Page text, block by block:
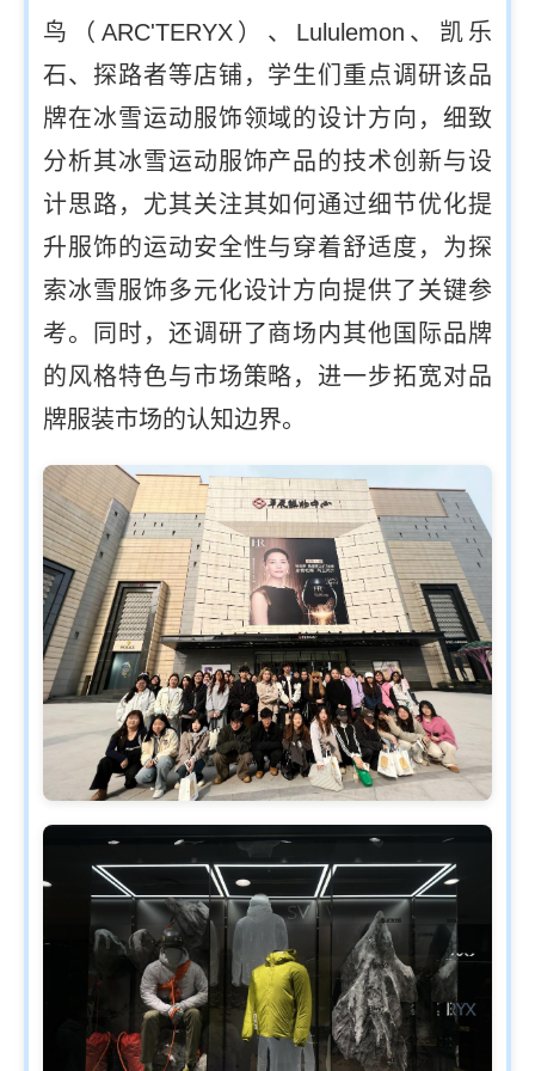
鸟（ ARC'TERYX）、 Lululemon 、凯乐
石、探路者等店铺，学生们重点调研该品
牌在冰雪运动服饰领域的设计方向，细致
分析其冰雪运动服饰产品的技术创新与设
计思路，尤其关注其如何通过细节优化提
升服饰的运动安全性与穿着舒适度，为探
索冰雪服饰多元化设计方向提供了关键参
考。同时，还调研了商场内其他国际品牌
的风格特色与市场策略，进一步拓宽对品
牌服装市场的认知边界。